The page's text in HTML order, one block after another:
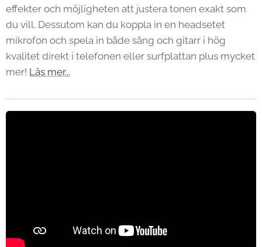
effekter och möjligheten att justera tonen exakt som
du vill. Dessutom kan du koppla in en headsetet
mikrofon och spela in både sång och gitarr i hög
kvalitet direkt i telefonen eller surfplattan plus mycket
mer! Läs mer...